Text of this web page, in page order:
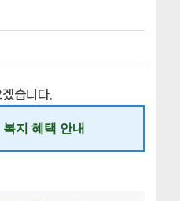
습니다.
지 혜택 안내